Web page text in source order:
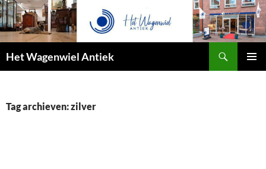
Het Wagenwiel Antiek
Tag archieven: zilver